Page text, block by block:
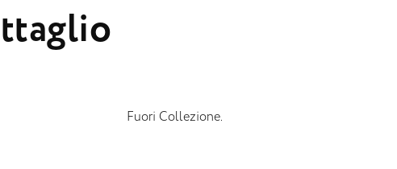
ttaglio
Fuori Collezione.